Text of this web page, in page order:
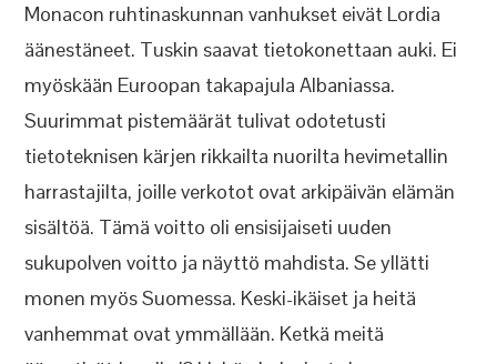
Monacon ruhtinaskunnan vanhukset eivät Lordia
äänestäneet. Tuskin saavat tietokonettaan auki. Ei
myöskään Euroopan takapajula Albaniassa.
Suurimmat pistemäärät tulivat odotetusti
tietoteknisen kärjen rikkailta nuorilta hevimetallin
harrastajilta, joille verkotot ovat arkipäivän elämän
sisältöä. Tämä voitto oli ensisijaiseti uuden
sukupolven voitto ja näyttö mahdista. Se yllätti
monen myös Suomessa. Keski-ikäiset ja heitä
vanhemmat ovat ymmällään. Ketkä meitä